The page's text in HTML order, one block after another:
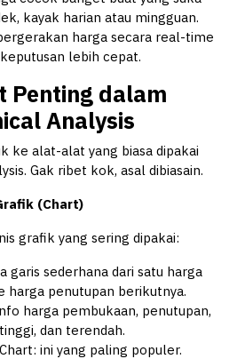
kayak harian atau mingguan.
harga secara real-time
lebih cepat.
Penting dalam
Analysis
ke alat-alat yang biasa dipakai
Gak ribet kok, asal dibiasain.
(Chart)
grafik yang sering dipakai:
garis sederhana dari satu harga
harga penutupan berikutnya.
harga pembukaan, penutupan,
dan terendah.
ini yang paling populer.